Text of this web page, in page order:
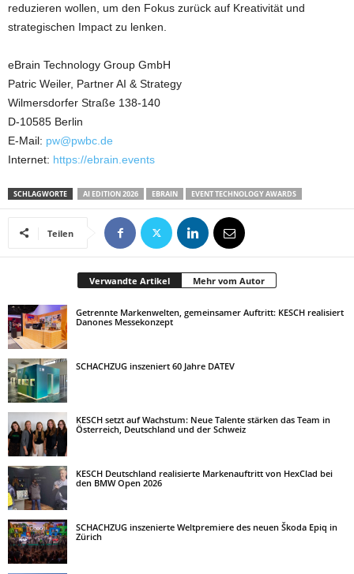
reduzieren wollen, um den Fokus zurück auf Kreativität und
strategischen Impact zu lenken.
eBrain Technology Group GmbH
Patric Weiler, Partner AI & Strategy
Wilmersdorfer Straße 138-140
D-10585 Berlin
E-Mail: pw@pwbc.de
Internet: https://ebrain.events
SCHLAGWORTE AI EDITION 2026 EBRAIN EVENT TECHNOLOGY AWARDS
Teilen
Verwandte Artikel Mehr vom Autor
Getrennte Markenwelten, gemeinsamer Auftritt: KESCH realisiert
Danones Messekonzept
SCHACHZUG inszeniert 60 Jahre DATEV
KESCH setzt auf Wachstum: Neue Talente stärken das Team in
Österreich, Deutschland und der Schweiz
KESCH Deutschland realisierte Markenauftritt von HexClad bei
den BMW Open 2026
SCHACHZUG inszenierte Weltpremiere des neuen Škoda Epiq in
Zürich